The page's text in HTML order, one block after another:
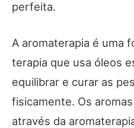
perfeita.
A aromaterapia é uma
terapia que usa óleos
equilibrar e curar as
fisicamente. Os
através da